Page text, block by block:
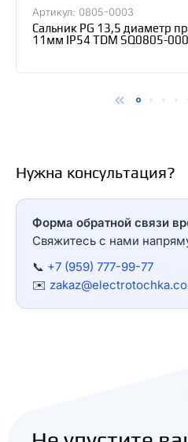
Артикул: 0805-0003
Сальник PG 13,5 диаметр
11мм IP54 TDM SQ0805-
Нужна консультация?
Форма обратной связи
Свяжитесь с нами
📞 +7 (959) 777-99-77
✉️